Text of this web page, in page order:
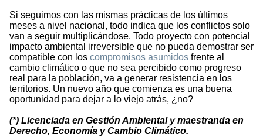
Si seguimos con las mismas prácticas de los últimos
meses a nivel nacional, todo indica que los conflictos solo
van a seguir multiplicándose. Todo proyecto con potencial
impacto ambiental irreversible que no pueda demostrar ser
compatible con los compromisos asumidos frente al
cambio climático o que no sea percibido como progreso
real para la población, va a generar resistencia en los
territorios. Un nuevo año que comienza es una buena
oportunidad para dejar a lo viejo atrás, ¿no?
(*) Licenciada en Gestión Ambiental y maestranda en
Derecho, Economía y Cambio Climático.